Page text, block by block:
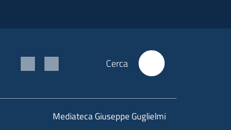
Cerca
Mediateca Giuseppe Guglielmi
Menu selezionato